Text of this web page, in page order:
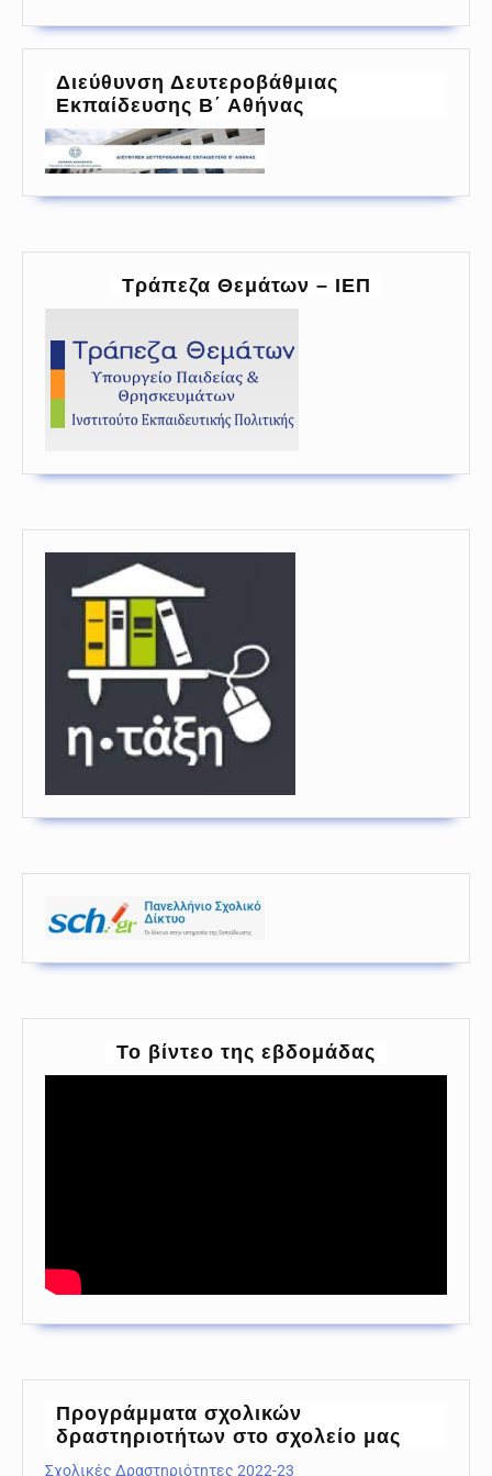
Διεύθυνση Δευτεροβάθμιας
Εκπαίδευσης Β΄ Αθήνας
Τράπεζα Θεμάτων – ΙΕΠ
To βίντεο της εβδομάδας
Προγράμματα σχολικών
δραστηριοτήτων στο σχολείο μας
Σχολικές Δραστηριότητες 2022-23